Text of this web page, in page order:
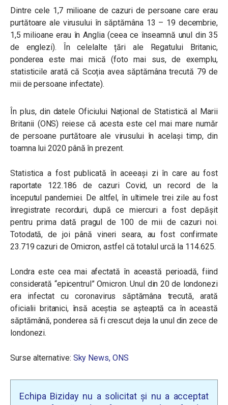
Dintre cele 1,7 milioane de cazuri de persoane care erau
purtătoare ale virusului în săptămâna 13 – 19 decembrie,
1,5 milioane erau în Anglia (ceea ce înseamnă unul din 35
de englezi). În celelalte țări ale Regatului Britanic,
ponderea este mai mică (foto mai sus, de exemplu,
statisticile arată că Scoția avea săptămâna trecută 79 de
mii de persoane infectate).
În plus, din datele Oficiului Național de Statistică al Marii
Britanii (ONS) reiese că acesta este cel mai mare număr
de persoane purtătoare ale virusului în același timp, din
toamna lui 2020 până în prezent.
Statistica a fost publicată în aceeași zi în care au fost
raportate 122.186 de cazuri Covid, un record de la
începutul pandemiei. De altfel, în ultimele trei zile au fost
înregistrate recorduri, după ce miercuri a fost depășit
pentru prima dată pragul de 100 de mii de cazuri noi.
Totodată, de joi până vineri seara, au fost confirmate
23.719 cazuri de Omicron, astfel că totalul urcă la 114.625.
Londra este cea mai afectată în această perioadă, fiind
considerată “epicentrul” Omicron. Unul din 20 de londonezi
era infectat cu coronavirus săptămâna trecută, arată
oficialii britanici, însă aceștia se așteaptă ca în această
săptămână, ponderea să fi crescut deja la unul din zece de
londonezi.
Surse alternative: Sky News, ONS
Echipa Biziday nu a solicitat și nu a acceptat